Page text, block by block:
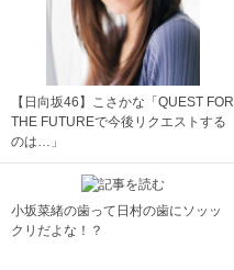
【日向坂46】こさかな「QUEST FOR
THE FUTUREで今後リクエストする
のは…」
小坂菜緒の歯って日村の歯にソッッ
クリだよな！？